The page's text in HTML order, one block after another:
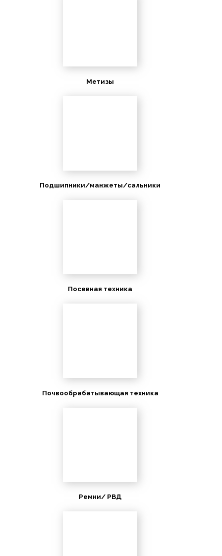
Метизы
Подшипники/манжеты/сальники
Посевная техника
Почвообрабатывающая техника
Ремни/ РВД